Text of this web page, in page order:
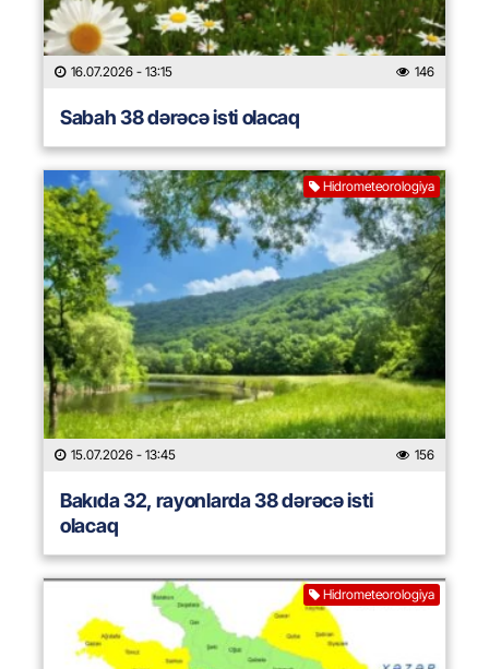
16.07.2026 - 13:15 146
Sabah 38 dərəcə isti olacaq
Hidrometeorologiya
15.07.2026 - 13:45 156
Bakıda 32, rayonlarda 38 dərəcə isti
olacaq
Hidrometeorologiya